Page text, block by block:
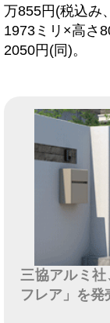
万855円(税込み
1973ミリ×高さ
2050円(同)。
三協アルミ
フレア」を発